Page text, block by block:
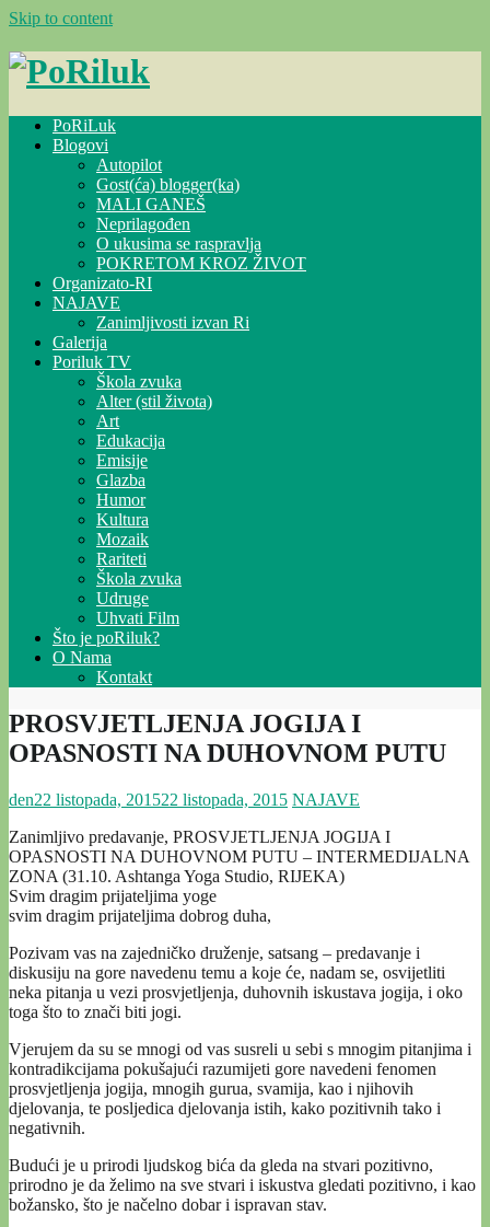
Skip to content
PoRiLuk
Blogovi
Autopilot
Gost(ća) blogger(ka)
MALI GANEŠ
Neprilagođen
O ukusima se raspravlja
POKRETOM KROZ ŽIVOT
Organizato-RI
NAJAVE
Zanimljivosti izvan Ri
Galerija
Poriluk TV
Škola zvuka
Alter (stil života)
Art
Edukacija
Emisije
Glazba
Humor
Kultura
Mozaik
Rariteti
Škola zvuka
Udruge
Uhvati Film
Što je poRiluk?
O Nama
Kontakt
PROSVJETLJENJA JOGIJA I
OPASNOSTI NA DUHOVNOM PUTU
den22 listopada, 201522 listopada, 2015 NAJAVE
Zanimljivo predavanje, PROSVJETLJENJA JOGIJA I
OPASNOSTI NA DUHOVNOM PUTU – INTERMEDIJALNA
ZONA (31.10. Ashtanga Yoga Studio, RIJEKA)
Svim dragim prijateljima yoge
svim dragim prijateljima dobrog duha,
Pozivam vas na zajedničko druženje, satsang – predavanje i
diskusiju na gore navedenu temu a koje će, nadam se, osvijetliti
neka pitanja u vezi prosvjetljenja, duhovnih iskustava jogija, i oko
toga što to znači biti jogi.
Vjerujem da su se mnogi od vas susreli u sebi s mnogim pitanjima i
kontradikcijama pokušajući razumijeti gore navedeni fenomen
prosvjetljenja jogija, mnogih gurua, svamija, kao i njihovih
djelovanja, te posljedica djelovanja istih, kako pozitivnih tako i
negativnih.
Budući je u prirodi ljudskog bića da gleda na stvari pozitivno,
prirodno je da želimo na sve stvari i iskustva gledati pozitivno, i kao
božansko, što je načelno dobar i ispravan stav.